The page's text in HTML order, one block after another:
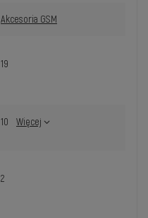
Akcesoria GSM
19
10 Więcej
2